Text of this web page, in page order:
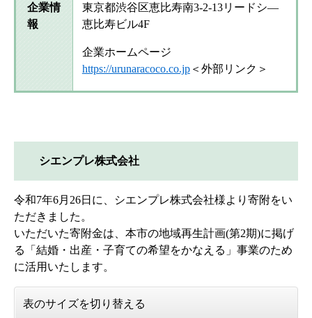
企業情
報
東京都渋谷区恵比寿南3-2-13リードシ―
恵比寿ビル4F
企業ホームページ
https://urunaracoco.co.jp＜外部リンク＞
シエンプレ株式会社
令和7年6月26日に、シエンプレ株式会社様より寄附をい
ただきました。
いただいた寄附金は、本市の地域再生計画(第2期)に掲げ
る「結婚・出産・子育ての希望をかなえる」事業のため
に活用いたします。
表のサイズを切り替える